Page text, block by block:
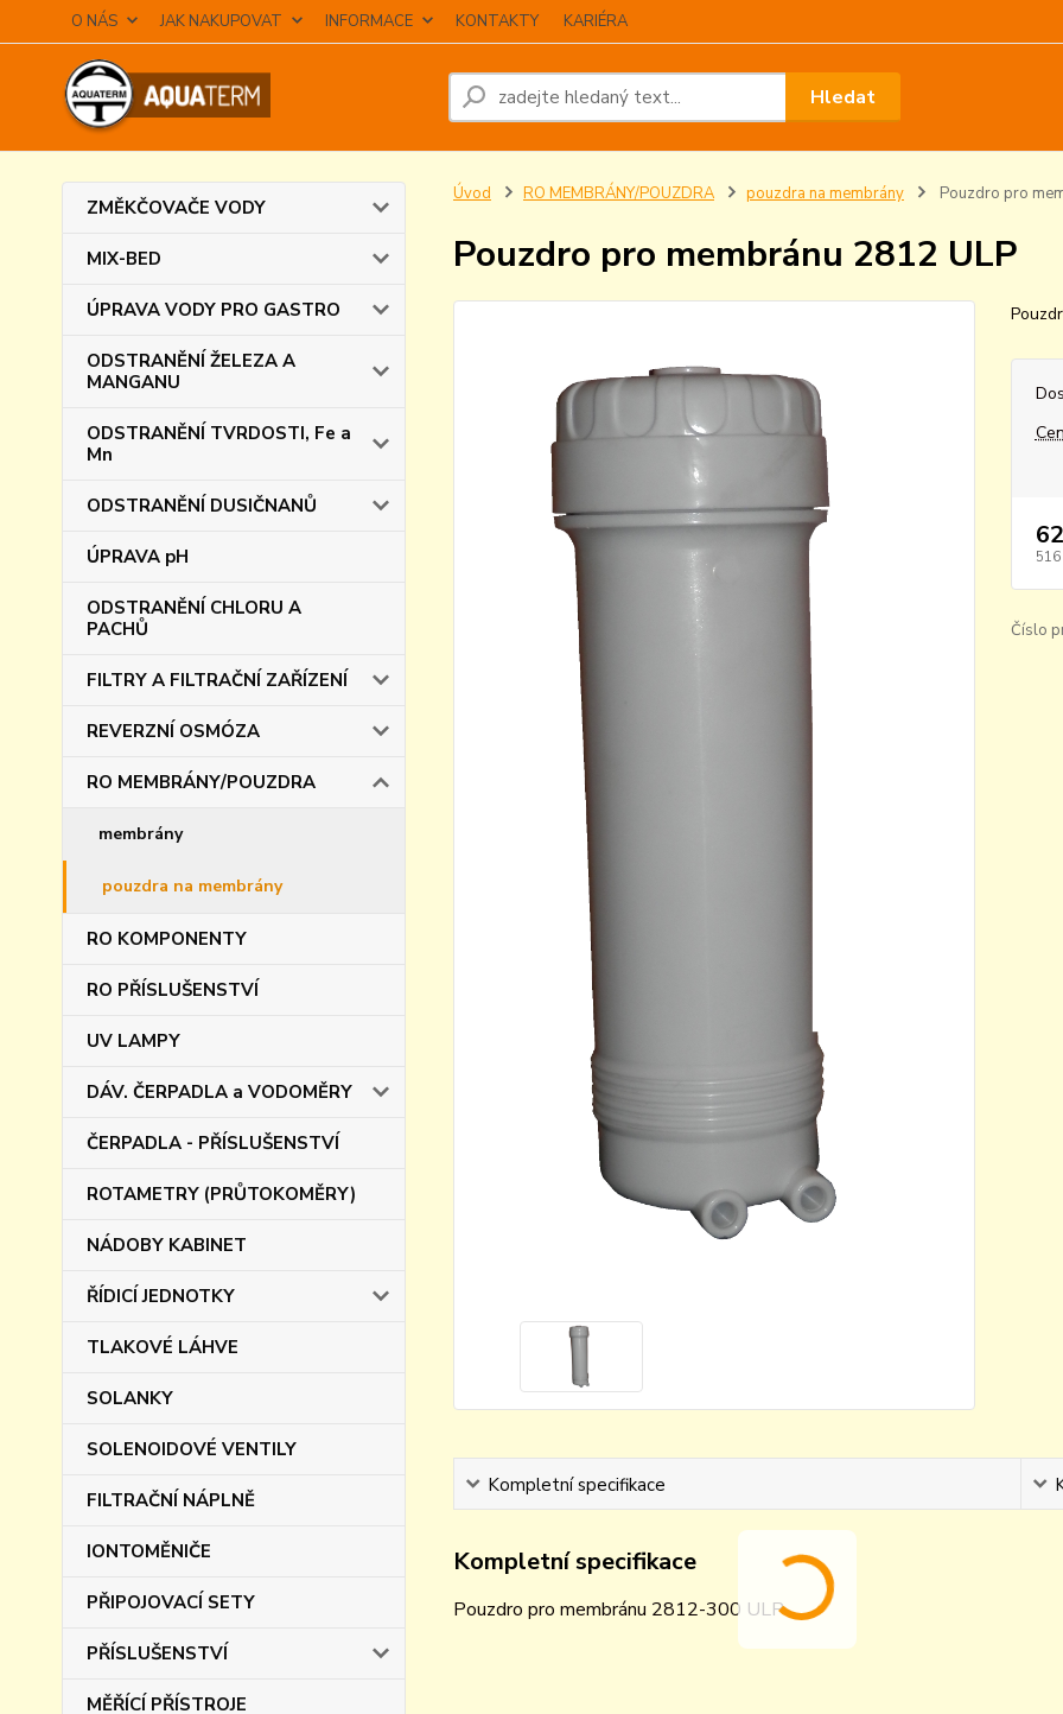
O NÁS JAK NAKUPOVAT INFORMACE KONTAKTY KARIÉRA
Hledat
ZMĚKČOVAČE VODY
MIX-BED
ÚPRAVA VODY PRO GASTRO
ODSTRANĚNÍ ŽELEZA A
MANGANU
ODSTRANĚNÍ TVRDOSTI, Fe a
Mn
ODSTRANĚNÍ DUSIČNANŮ
ÚPRAVA pH
ODSTRANĚNÍ CHLORU A
PACHŮ
FILTRY A FILTRAČNÍ ZAŘÍZENÍ
REVERZNÍ OSMÓZA
RO MEMBRÁNY/POUZDRA
membrány
pouzdra na membrány
RO KOMPONENTY
RO PŘÍSLUŠENSTVÍ
UV LAMPY
DÁV. ČERPADLA a VODOMĚRY
ČERPADLA - PŘÍSLUŠENSTVÍ
ROTAMETRY (PRŮTOKOMĚRY)
NÁDOBY KABINET
ŘÍDICÍ JEDNOTKY
TLAKOVÉ LÁHVE
SOLANKY
SOLENOIDOVÉ VENTILY
FILTRAČNÍ NÁPLNĚ
IONTOMĚNIČE
PŘIPOJOVACÍ SETY
PŘÍSLUŠENSTVÍ
MĚŘÍCÍ PŘÍSTROJE
Úvod RO MEMBRÁNY/POUZDRA pouzdra na membrány Pouzdro pro
Pouzdro pro membránu 2812 ULP
516
Číslo
Kompletní specifikace
Kompletní specifikace
Pouzdro pro membránu 2812-300 ULP